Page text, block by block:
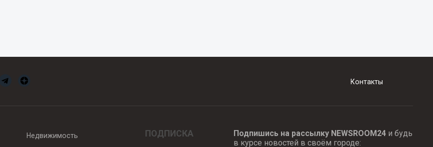
Контакты
Недвижимость ПОДПИСКА Подпишись на рассылку NEWSROOM24и будь
в курсе новостей в своём городе: